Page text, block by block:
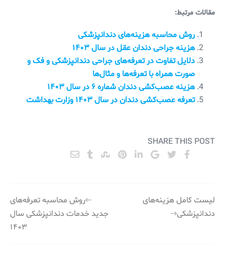
مقالات مرتبط:
روش محاسبه هزینه‌های دندانپزشکی
هزینه جراحی دندان عقل در سال ۱۴۰۳
دلایل تفاوت در تعرفه‌های جراحی دندانپزشکی و فک و
صورت همراه با تعرفه‌ها و مثال‌ها
هزینه عصب‌کشی دندان شماره ۶ در سال ۱۴۰۳
تعرفه عصب‌کشی دندان در سال ۱۴۰۳ وزارت بهداشت
SHARE THIS POST
راهبری
روش محاسبه تعرفه‌های
جدید خدمات دندانپزشکی سال
۱۴۰۳
لیست کامل هزینه‌های
دندانپزشکی